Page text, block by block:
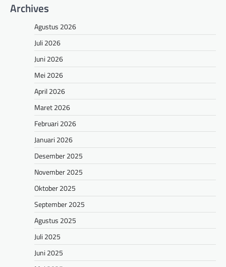
Archives
Agustus 2026
Juli 2026
Juni 2026
Mei 2026
April 2026
Maret 2026
Februari 2026
Januari 2026
Desember 2025
November 2025
Oktober 2025
September 2025
Agustus 2025
Juli 2025
Juni 2025